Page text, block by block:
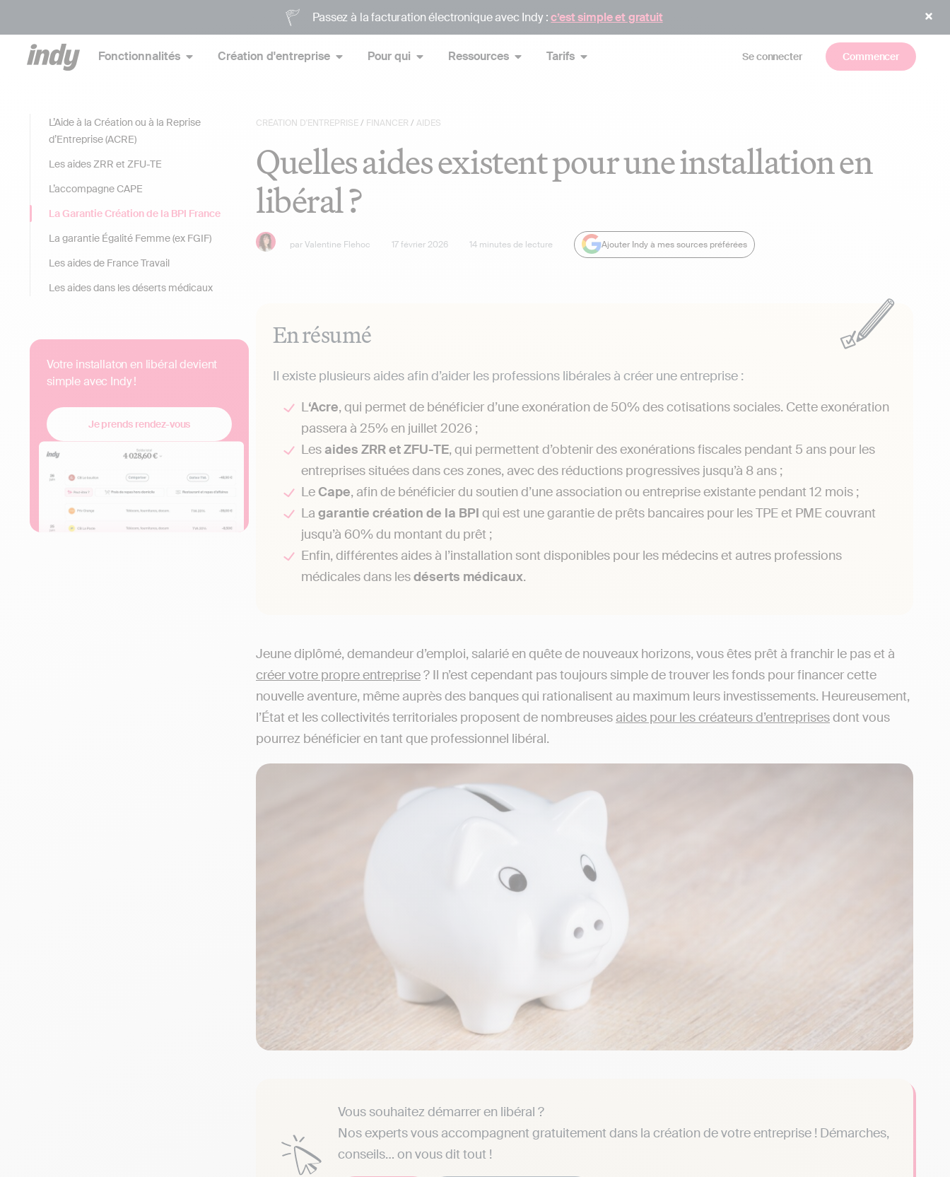
Passez à la facturation électronique avec Indy :c’est simple et gratuit
Fonctionnalités Création d'entreprise Pour qui Ressources Tarifs Se connecter Commencer
CRÉATION D'ENTREPRISE/ FINANCER / AIDES
Quelles aides existent pour une installation en
libéral ?
parValentine Flehoc 17 février 2026 14 minutes de lecture Ajouter Indy à mes sources préférées
En résumé
Il existe plusieurs aides afin d’aider les professions libérales à créer une entreprise :
L‘Acre, qui permet de bénéficier d’une exonération de 50% des cotisations sociales. Cette exonération
passera à 25% en juillet 2026 ;
Lesaides ZRR et ZFU-TE, qui permettent d’obtenir des exonérations fiscales pendant 5 ans pour les
entreprises situées dans ces zones, avec des réductions progressives jusqu’à 8 ans ;
LeCape, afin de bénéficier du soutien d’une association ou entreprise existante pendant 12 mois ;
La garantie création de la BPI qui est une garantie de prêts bancaires pour les TPE et PME couvrant
jusqu’à 60% du montant du prêt ;
Enfin, différentes aides à l’installation sont disponibles pour les médecins et autres professions
médicales dans lesdéserts médicaux.
Jeune diplômé, demandeur d’emploi, salarié en quête de nouveaux horizons, vous êtes prêt à franchir le pas et à
créer votre propre entreprise? Il n’est cependant pas toujours simple de trouver les fonds pour financer cette
nouvelle aventure, même auprès des banques qui rationalisent au maximum leurs investissements. Heureusement,
l’État et les collectivités territoriales proposent de nombreuses aides pour les créateurs d’entreprisesdont vous
pourrez bénéficier en tant que professionnel libéral.
Vous souhaitez démarrer en libéral ?
Nos experts vous accompagnent gratuitement dans la création de votre entreprise ! Démarches,
conseils… on vous dit tout !
L’Aide à la Création ou à la Reprise
d’Entreprise (ACRE)
Les aides ZRR et ZFU-TE
L’accompagne CAPE
La Garantie Création de la BPI France
La garantie Égalité Femme (ex FGIF)
Les aides de France Travail
Les aides dans les déserts médicaux
Votre installaton en libéral devient
simple avec Indy !
Je prends rendez-vous